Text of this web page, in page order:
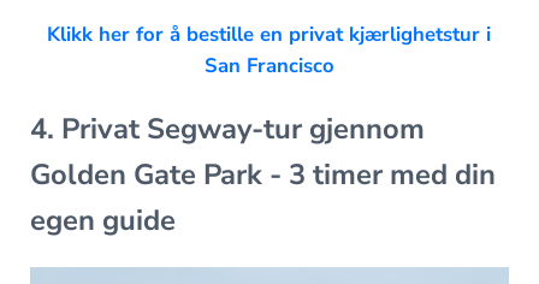
Klikk her for å bestille en privat kjærlighetstur i
San Francisco
4. Privat Segway-tur gjennom
Golden Gate Park - 3 timer med din
egen guide